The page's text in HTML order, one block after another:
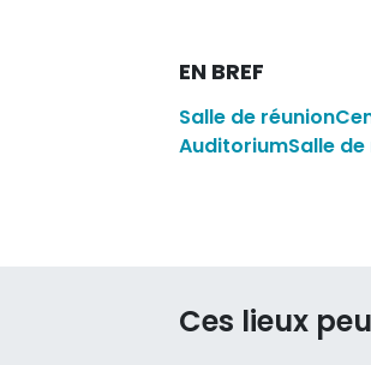
EN BREF
Salle de réunion
AuditoriumSalle
Ces lieux